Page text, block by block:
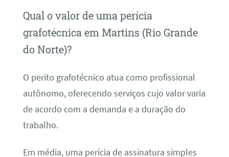
Qual o valor de uma perícia
grafotécnica em Martins (Rio Grande
do Norte)?
O perito grafotécnico atua como profissional
autônomo, oferecendo serviços cujo valor varia
de acordo com a demanda e a duração do
trabalho.
Em média, uma perícia de assinatura simples